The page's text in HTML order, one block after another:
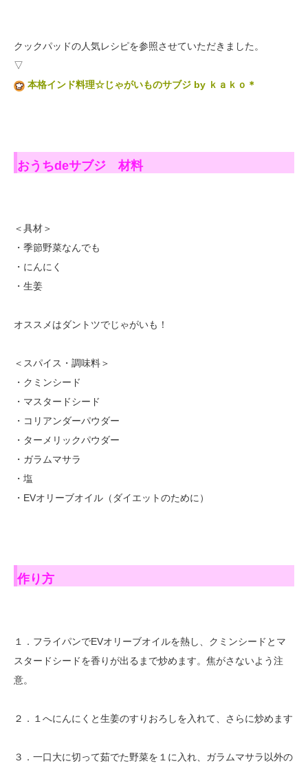
クックパッドの人気レシピを参照させていただきました。
▽
本格インド料理☆じゃがいものサブジ by ｋａｋｏ＊
おうちdeサブジ 材料
＜具材＞
・季節野菜なんでも
・にんにく
・生姜
オススメはダントツでじゃがいも！
＜スパイス・調味料＞
・クミンシード
・マスタードシード
・コリアンダーパウダー
・ターメリックパウダー
・ガラムマサラ
・塩
・EVオリーブオイル（ダイエットのために）
作り方
１．フライパンでEVオリーブオイルを熱し、クミンシードとマ
スタードシードを香りが出るまで炒めます。焦がさないよう注
意。
２．１へにんにくと生姜のすりおろしを入れて、さらに炒めます
３．一口大に切って茹でた野菜を１に入れ、ガラムマサラ以外の